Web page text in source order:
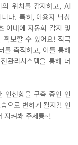
위치를 감지하고, AI
다. 특히, 이용자 낙상
이내에 자동화 감지 및
확보할 수 있어요! 적극
를 축적하고, 이를 통해
관리시스템을 통해 더
인천항을 구축 중인 인
으로 변하게 될지?! 인
지켜봐 주세룡~!